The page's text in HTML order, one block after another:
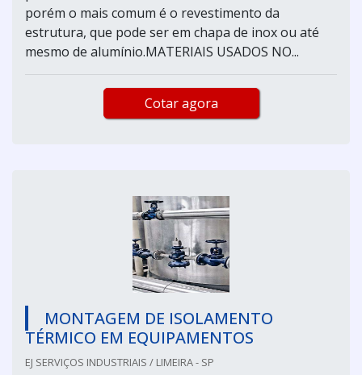
porém o mais comum é o revestimento da
estrutura, que pode ser em chapa de inox ou até
mesmo de alumínio.MATERIAIS USADOS NO...
Cotar agora
MONTAGEM DE ISOLAMENTO
TÉRMICO EM EQUIPAMENTOS
EJ SERVIÇOS INDUSTRIAIS / LIMEIRA - SP